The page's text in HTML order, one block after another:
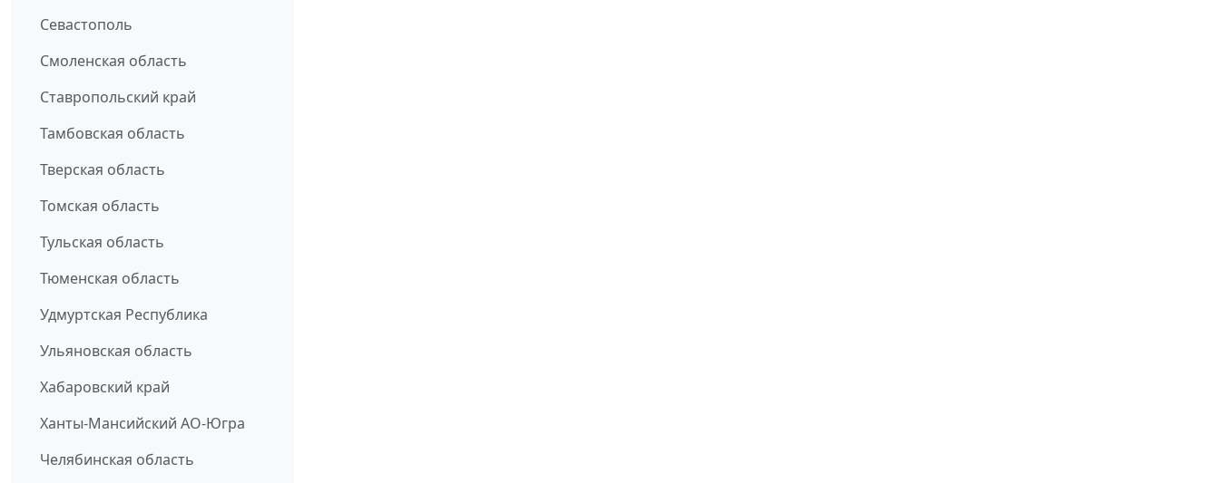
Севастополь
Смоленская область
Ставропольский край
Тамбовская область
Тверская область
Томская область
Тульская область
Тюменская область
Удмуртская Республика
Ульяновская область
Хабаровский край
Ханты-Мансийский АО-Югра
Челябинская область